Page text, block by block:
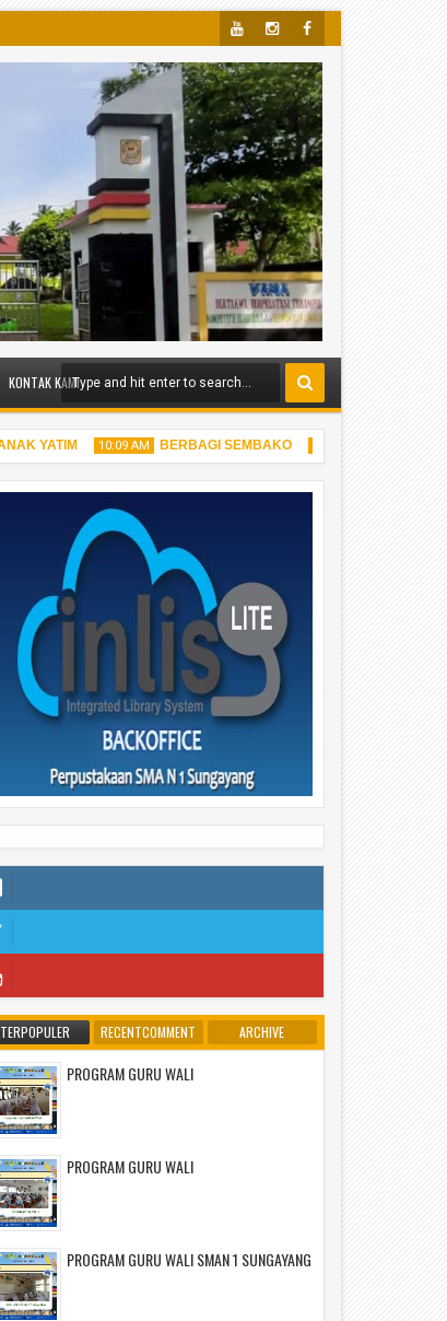
Face
Boo
K
Insta
Gra
M
Yout
Ube
KONTAK KAMI
YATIM 10:09 AM BERBAGI SEMBAKO
TERPOPULER RECENTCOMMENT ARCHIVE
PROGRAM GURU WALI
PROGRAM GURU WALI
PROGRAM GURU WALI SMAN 1 SUNGAYANG